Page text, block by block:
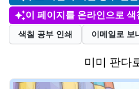
이 페이지를 온라인으로 색
색칠 공부 인쇄 이메일로 보
미미 판다